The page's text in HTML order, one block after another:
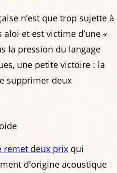
n’est que trop sujette à
aloi et est victime d’une «
la pression du langage
une petite victoire : la
supprimer deux
remet deux prix qui
d'origine acoustique